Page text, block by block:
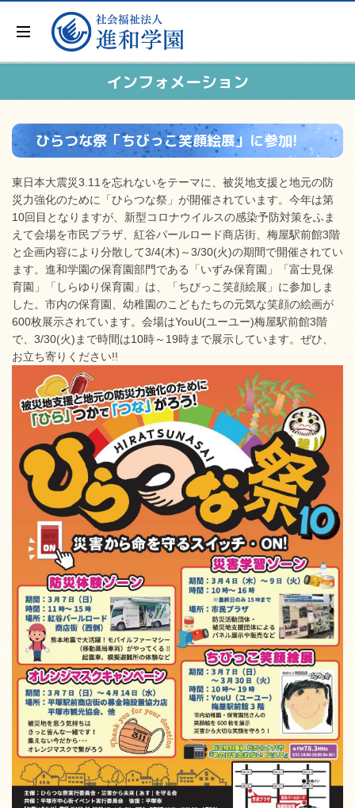
インフォメーション
ひらつな祭「ちびっこ笑顔絵展」に参加!
東日本大震災3.11を忘れないをテーマに、被災地支援と地元の防
災力強化のために「ひらつな祭」が開催されています。今年は第
10回目となりますが、新型コロナウイルスの感染予防対策をふま
えて会場を市民プラザ、紅谷パールロード商店街、梅屋駅前館3階
と企画内容により分散して3/4(木)～3/30(火)の期間で開催されてい
ます。進和学園の保育園部門である「いずみ保育園」「富士見保
育園」「しらゆり保育園」は、「ちびっこ笑顔絵展」に参加しま
した。市内の保育園、幼稚園のこどもたちの元気な笑顔の絵画が
600枚展示されています。会場はYouU(ユーユー)梅屋駅前館3階
で、3/30(火)まで時間は10時～19時まで展示しています。ぜひ、
お立ち寄りください!!